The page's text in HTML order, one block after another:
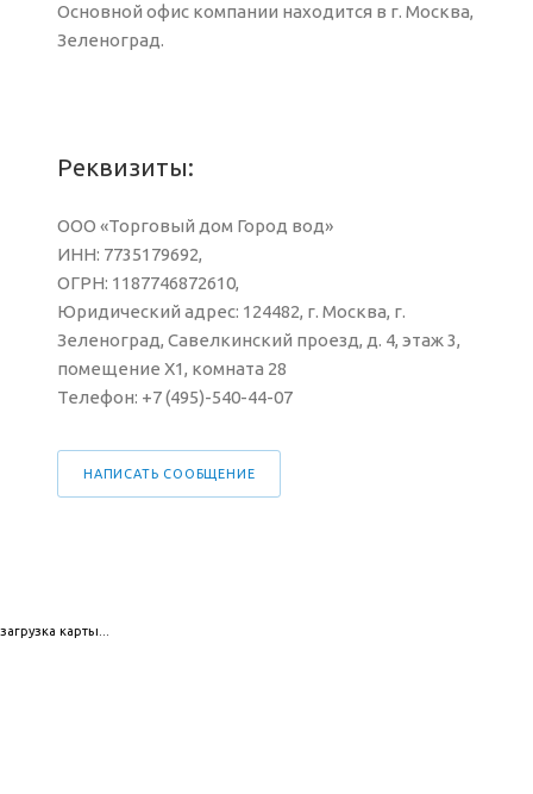
Основной офис компании находится в г. Москва,
Зеленоград.
Реквизиты:
ООО «Торговый дом Город вод»
ИНН: 7735179692,
ОГРН: 1187746872610,
Юридический адрес: 124482, г. Москва, г.
Зеленоград, Савелкинский проезд, д. 4, этаж 3,
помещение Х1, комната 28
Телефон: +7 (495)-540-44-07
НАПИСАТЬ СООБЩЕНИЕ
загрузка карты...